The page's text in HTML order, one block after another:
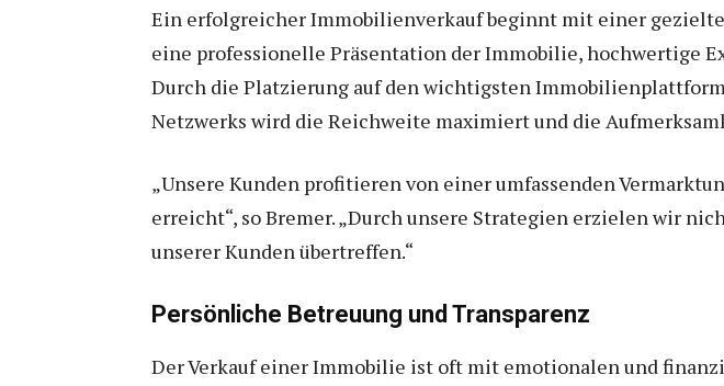
Ein erfolgreicher Immobilienverkauf beginnt mit einer
eine professionelle Präsentation der Immobilie, hochwertige
Durch die Platzierung auf den wichtigsten
Netzwerks wird die Reichweite maximiert und die
„Unsere Kunden profitieren von einer umfassenden
erreicht“, so Bremer. „Durch unsere Strategien erzielen wir
unserer Kunden übertreffen.“
Persönliche Betreuung und Transparenz
Der Verkauf einer Immobilie ist oft mit emotionalen und